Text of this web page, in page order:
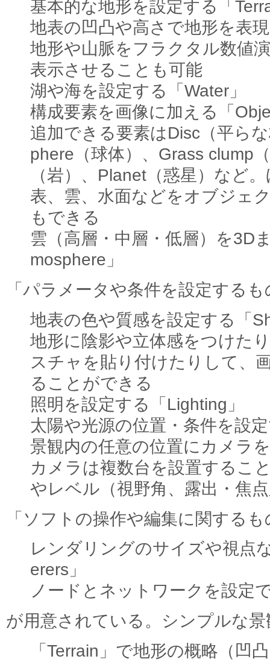
基本的な地形を設定する「
地表の凹凸や高さで地形を表
地形や山脈をフラクタル数値
表示させることも可能
湖や海を設定する「Water」
構成要素を画像に加える「
追加できる要素はDisc（平ら
phere（球体）、Grass clump
（岩）、Planet（惑星）など
表、雲、水面などをオブジェ
もできる
雲（高層・中層・低層）を3D
mosphere」
「パラメータや条件を設定する
地表の色や質感を設定する「
地形に陰影や立体感をつけた
スチャを貼り付けたりして、
ることができる
照明を設定する「Lighting」
太陽や光源の位置・条件を設
景観内の任意の位置にカメラ
カメラは複数台を設置するこ
やレベル（視野角、露出・焦
「ソフトの操作や編集に関する
レンダリングのサイズや視点
erers」
ノードとネットワークを設定
が用意されている。シンプルな
「Terrain」で地形の概略（凹